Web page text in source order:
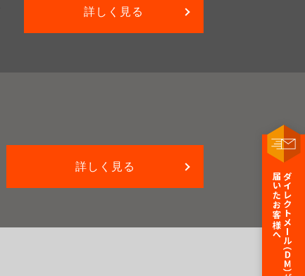
詳しく見る
詳しく見る